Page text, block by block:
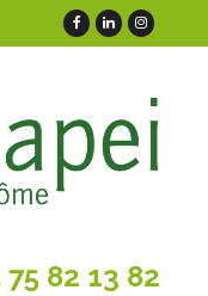
75 82 13 82